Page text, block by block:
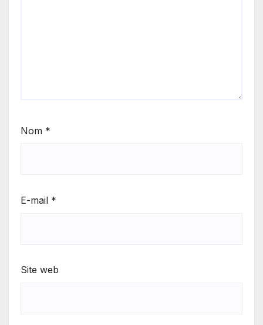
Nom *
E-mail *
Site web